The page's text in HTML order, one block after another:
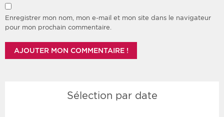
Enregistrer mon nom, mon e-mail et mon site dans le navigateur
pour mon prochain commentaire.
Sélection par date